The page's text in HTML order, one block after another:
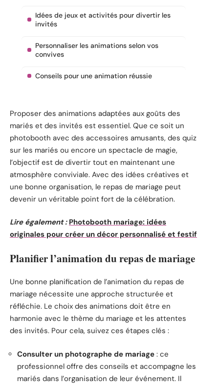
Idées de jeux et activités pour divertir les
invités
Personnaliser les animations selon vos
convives
Conseils pour une animation réussie
Proposer des animations adaptées aux goûts des
mariés et des invités est essentiel. Que ce soit un
photobooth avec des accessoires amusants, des quiz
sur les mariés ou encore un spectacle de magie,
l’objectif est de divertir tout en maintenant une
atmosphère conviviale. Avec des idées créatives et
une bonne organisation, le repas de mariage peut
devenir un véritable point fort de la célébration.
Lire également : Photobooth mariage: idées
originales pour créer un décor personnalisé et festif
Planifier l’animation du repas de mariage
Une bonne planification de l’animation du repas de
mariage nécessite une approche structurée et
réfléchie. Le choix des animations doit être en
harmonie avec le thème du mariage et les attentes
des invités. Pour cela, suivez ces étapes clés :
Consulter un photographe de mariage : ce
professionnel offre des conseils et accompagne les
mariés dans l’organisation de leur événement. Il